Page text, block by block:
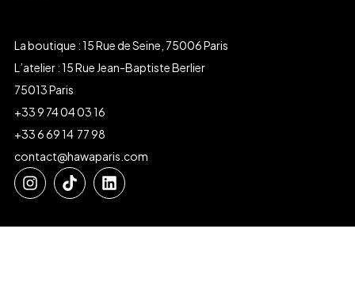
La boutique : 15 Rue de Seine, 75006 Paris
L’atelier : 15 Rue Jean-Baptiste Berlier
75013 Paris
+33 9 74 04 03 16
+33 6 69 14 77 98
contact@hawaparis.com